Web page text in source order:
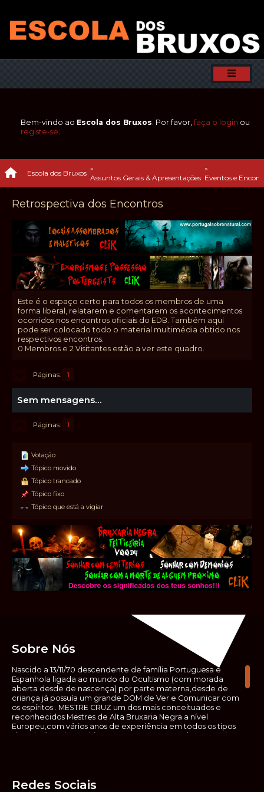
Bem-vindo ao Escola dos Bruxos. Por favor, faça o login ou
registe-se.
Escola dos Bruxos
»
Assuntos Gerais & Apresentações
»
Eventos e
Retrospectiva dos Encontros
Este é o espaço certo para todos os membros de uma
forma liberal, relatarem e comentarem os acontecimentos
ocorridos nos encontros oficiais do EDB. Também aqui
pode ser colocado todo o material multimédia obtido nos
respectivos encontros.
0 Membros e 2 Visitantes estão a ver este quadro.
Páginas 1
Sem mensagens...
Páginas 1
Votação
Tópico movido
Tópico trancado
Tópico fixo
Tópico que está a vigiar
Sobre Nós
Nascido a 13/11/70 descendente de família Portuguesa e
Espanhola ligada ao mundo do Ocultismo (com morada
aberta desde de nascença) por parte materna,desde de
criança já possuía um grande DOM de Ver e Comunicar com
os espíritos . MESTRE CRUZ um dos mais conceituados e
reconhecidos Mestres de Alta Bruxaria Negra a nível
Europeu,com vários anos de experiência em todos os tipos
de trabalhos de Ocultismo. Escreveu os seus saberes ocultos
não o faça sem precauções e sem possuir a devida
Redes Sociais